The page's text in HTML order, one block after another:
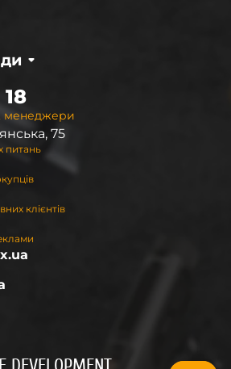
менеджери
75
питань
клієнтів